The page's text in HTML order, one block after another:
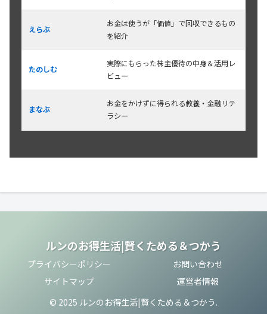
えらぶ
お金は使うが「価値」で回収できるもの
を紹介
たのしむ
実際にもらった株主優待の中身＆活用レ
ビュー
まなぶ
お金をかけずに得られる教養・金融リテ
ラシー
ルンのお得生活|賢くためる＆つかう
プライバシーポリシー
お問い合わせ
サイトマップ
運営者情報
© 2025 ルンのお得生活|賢くためる＆つかう.